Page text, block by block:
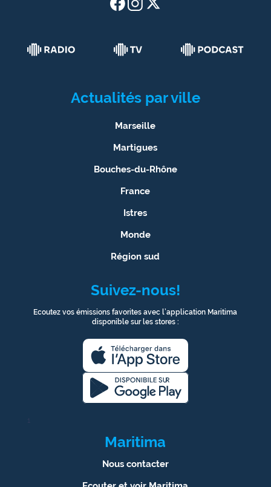
Actualités par ville
Marseille
Martigues
Bouches-du-Rhône
France
Istres
Monde
Région sud
Suivez-nous!
Ecoutez vos émissions favorites avec l’application Maritima
disponible sur les stores :
1
Maritima
Nous contacter